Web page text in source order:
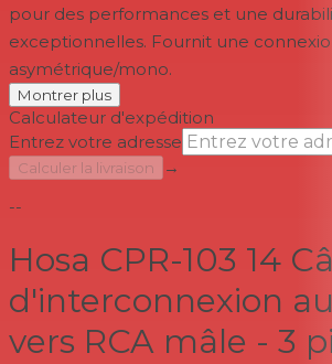
pour des performances et une
exceptionnelles. Fournit une
asymétrique/mono.
Montrer plus
Calculateur d'expédition
Entrez votre adresse
Calculer la livraison
→
--
Hosa CPR-103 14
d'interconnexion
vers RCA mâle - 3